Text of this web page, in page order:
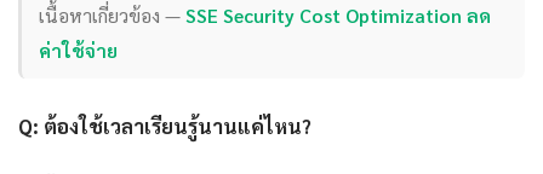
เนื้อหาเกี่ยวข้อง —SSE Security Cost Optimization ลด
ค่าใช้จ่าย
Q: ต้องใช้เวลาเรียนรู้นานแค่ไหน?